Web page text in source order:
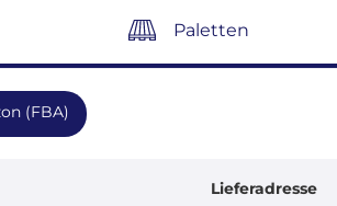
Paletten
(FBA)
Lieferadresse